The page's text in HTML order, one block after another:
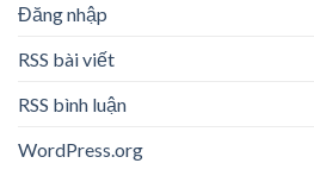
Đăng nhập
RSS bài viết
RSS bình luận
WordPress.org